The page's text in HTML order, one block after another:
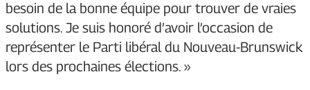
besoin de la bonne équipe pour trouver de vraies
solutions. Je suis honoré d’avoir l’occasion de
représenter le Parti libéral du Nouveau-Brunswick
lors des prochaines élections. »